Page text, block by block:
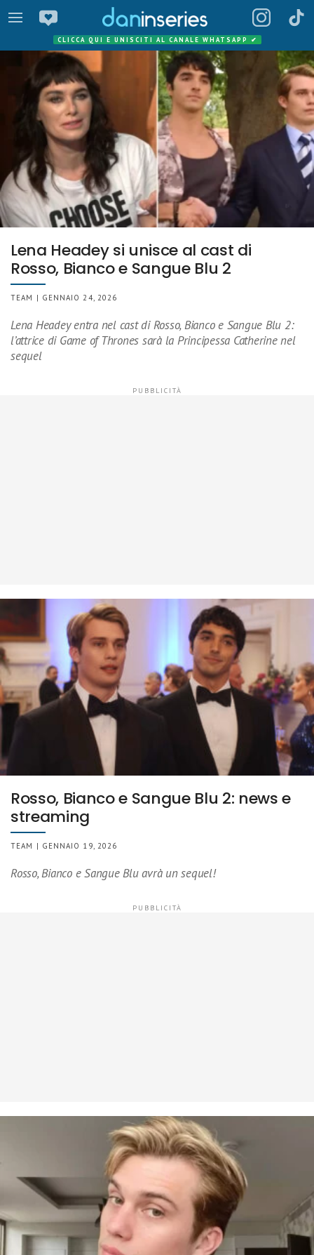
CLICCA QUI E UNISCITI AL CANALE WHATSAPP ✔
Lena Headey si unisce al cast di
Rosso, Bianco e Sangue Blu 2
TEAM | GENNAIO 24, 2026
Lena Headey entra nel cast di Rosso, Bianco e Sangue Blu 2:
l’attrice di Game of Thrones sarà la Principessa Catherine nel
sequel
Rosso, Bianco e Sangue Blu 2: news e
streaming
TEAM | GENNAIO 19, 2026
Rosso, Bianco e Sangue Blu avrà un sequel!